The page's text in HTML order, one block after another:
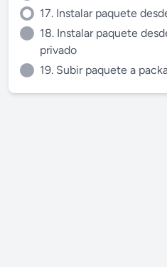
17. Instalar paquete
18. Instalar paquete
privado
19. Subir paquete a